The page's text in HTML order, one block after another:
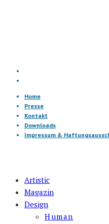
Home
Presse
Kontakt
Downloads
Impressum &
Artistic
Magazin
Design
Human